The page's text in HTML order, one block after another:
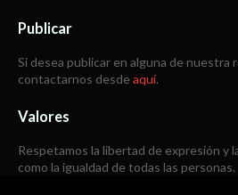
Publicar
Si desea publicar en alguna de nuestra
contactarnos desde aquí.
Valores
Respetamos la libertad de expresión y
como la igualdad de todas las personas.